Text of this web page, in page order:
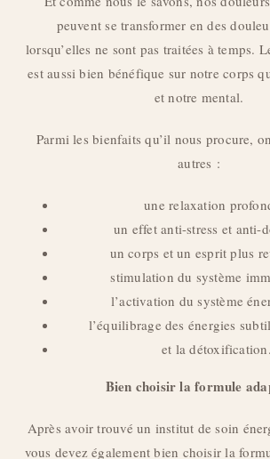
peuvent se transformer en des
lorsqu’elles ne sont pas traitées à temps.
est aussi bien bénéfique sur notre corps
et notre mental.
Parmi les bienfaits qu’il nous procure,
autres :
une relaxation
un effet anti-stress et anti-
un corps et un esprit plus
stimulation du système
l’activation du système
l’équilibrage des énergies
et la détoxification.
Bien choisir la formule
Après avoir trouvé un institut de soin
vous devez également bien choisir la